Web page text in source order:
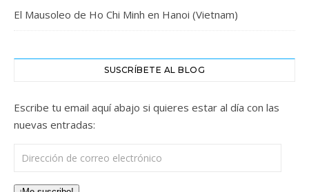
El Mausoleo de Ho Chi Minh en Hanoi (Vietnam)
SUSCRÍBETE AL BLOG
Escribe tu email aquí abajo si quieres estar al día con las
nuevas entradas:
Dirección de correo electrónico